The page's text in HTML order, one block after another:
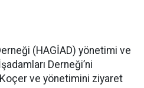
(HAGİAD) yönetimi ve
Derneği’ni
Koçer ve yönetimini ziyaret